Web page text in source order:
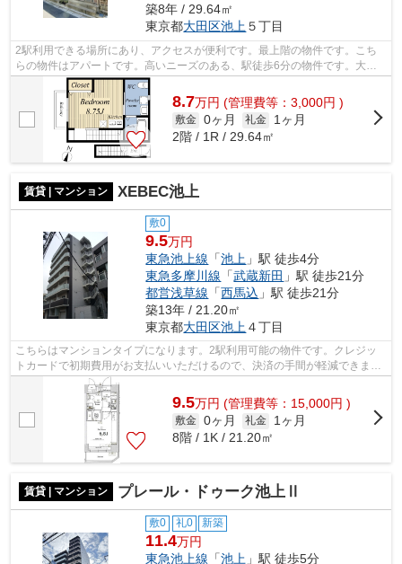
築8年 / 29.64㎡
東京都大田区池上 ５丁目
2駅利用できる場所にあり、アクセスが便利です。最上階の物件です。こち
らの物件はアパートです。高いニーズのある、駅徒歩6分の物件です。大田
区で物件探しをするなら、oomori@ideal-...
8.7万円 (管理費等：3,000円 )
敷金 0ヶ月 礼金
1ヶ月
2階 / 1R / 29.64㎡
賃貸 | マンション XEBEC池上
敷0
9.5万円
東急池上線 「池上 」駅 徒歩4分
東急多摩川線 「武蔵新田 」駅 徒歩21分
都営浅草線 「西馬込 」駅 徒歩21分
築13年 / 21.20㎡
東京都大田区池上 ４丁目
こちらはマンションタイプになります。2駅利用可能の物件です。クレジッ
トカードで初期費用がお支払いいただけるので、決済の手間が軽減できま
す。駅まで4分と、駅近でアクセスも良好...
9.5万円 (管理費等：15,000円 )
敷金 0ヶ月 礼金
1ヶ月
8階 / 1K / 21.20㎡
賃貸 | マンション プレール・ドゥーク池上Ⅱ
敷0 礼0 新築
11.4万円
東急池上線 「池上 」駅 徒歩5分